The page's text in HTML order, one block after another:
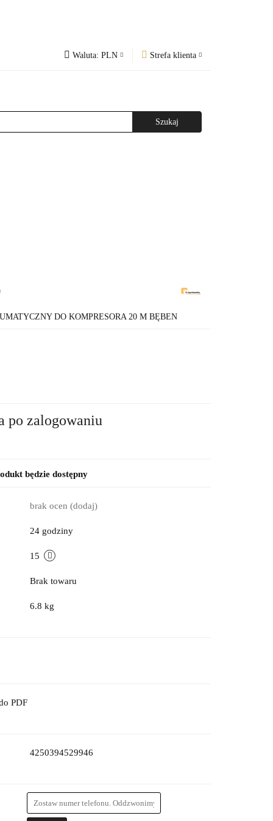
Waluta: PLN Strefa klienta
Dodaj zgłoszenie
DO KOMPRESORA 20 M BĘBEN
po zalogowaniu
będzie dostępny
brak ocen(dodaj)
24 godziny
15
Brak towaru
6.8 kg
PDF
4250394529946